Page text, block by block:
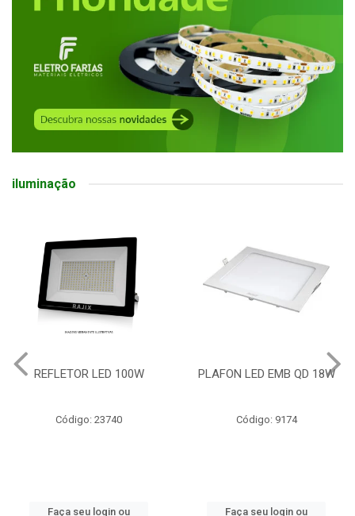
iluminação
REFLETOR LED 100W
Código: 23740
Faça seu login ou
PLAFON LED EMB QD 18W
Código: 9174
Faça seu login ou